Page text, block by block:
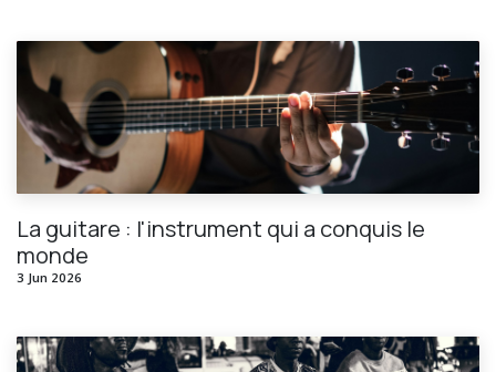
La guitare : l'instrument qui a conquis le
monde
3 Jun 2026